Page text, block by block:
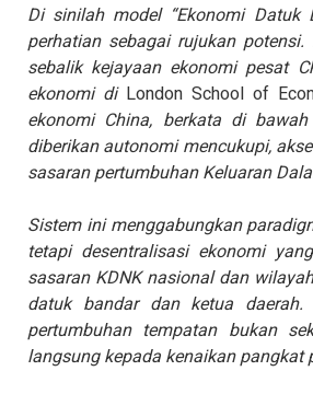
Di sinilah model “Ekonomi Datuk
perhatian sebagai rujukan
sebalik kejayaan ekonomi pesat
ekonomi di London School of
ekonomi China, berkata di
diberikan autonomi mencukupi,
sasaran pertumbuhan Keluaran
Sistem ini menggabungkan
tetapi desentralisasi ekonomi
sasaran KDNK nasional dan
datuk bandar dan ketua
pertumbuhan tempatan bukan
langsung kepada kenaikan pangkat